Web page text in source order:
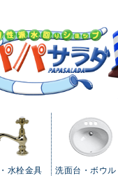
水栓金具
洗面台・ボウル